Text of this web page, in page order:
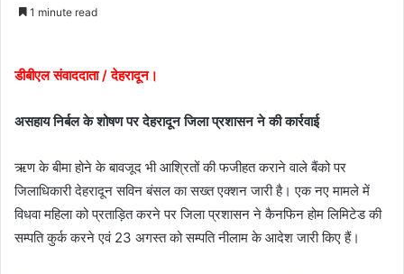
1 minute read
डीबीएल संवाददाता / देहरादून।
असहाय निर्बल के शोषण पर देहरादून जिला प्रशासन ने की कार्रवाई
ऋण के बीमा होने के बावजूद भी आश्रितों की फजीहत कराने वाले बैंको पर
जिलाधिकारी देहरादून सविन बंसल का सख्त एक्शन जारी है। एक नए मामले में
विधवा महिला को प्रताड़ित करने पर जिला प्रशासन ने कैनफिन होम लिमिटेड की
सम्पति कुर्क करने एवं 23 अगस्त को सम्पति नीलाम के आदेश जारी किए हैं।